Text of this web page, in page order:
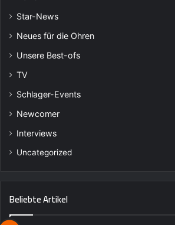
Star-News
Neues für die Ohren
Unsere Best-ofs
TV
Schlager-Events
Newcomer
Interviews
Uncategorized
Beliebte Artikel